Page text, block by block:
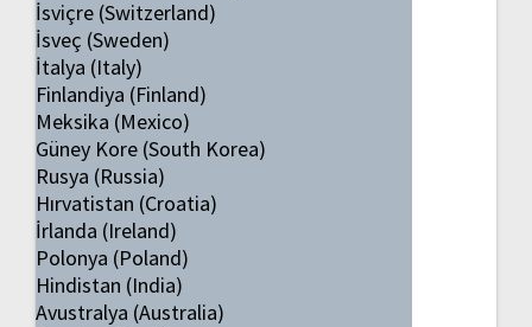
İsviçre (Switzerland)
İsveç (Sweden)
İtalya (Italy)
Finlandiya (Finland)
Meksika (Mexico)
Güney Kore (South Korea)
Rusya (Russia)
Hırvatistan (Croatia)
İrlanda (Ireland)
Polonya (Poland)
Hindistan (India)
Avustralya (Australia)